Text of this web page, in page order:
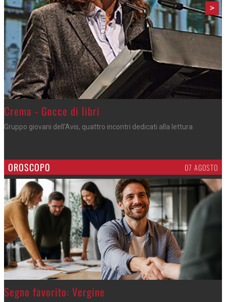
>
Crema - Gocce di libri
Gruppo giovani dell'Avis, quattro incontri dedicati alla lettura
OROSCOPO 07 AGOSTO
>
Segno favorito: Vergine